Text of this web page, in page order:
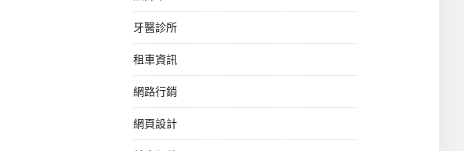
牙醫診所
租車資訊
網路行銷
網頁設計